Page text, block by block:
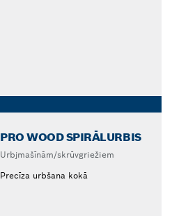
PRO WOOD SPIRĀLURBIS
Urbjmašīnām/skrūvgriežiem
Precīza urbšana kokā